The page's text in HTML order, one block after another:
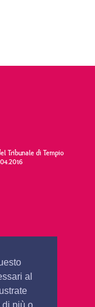
al
Tribunale di Tempio